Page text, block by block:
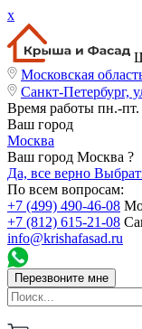
x
Московская
Санкт-Петербург,
Время работы пн.-пт.
Ваш город
Москва
Ваш город Москва ?
Да, все верно
По всем вопросам:
+7 (499) 490-46-08
+7 (812) 615-21-08
info@krishafasad.ru
Перезвоните мне